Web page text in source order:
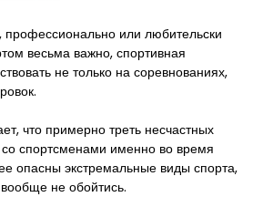
или любительски
весьма важно, спортивная
не только на соревнованиях,
что примерно треть несчастных
со спортсменами именно во время
опасны экстремальные виды спорта,
не обойтись.